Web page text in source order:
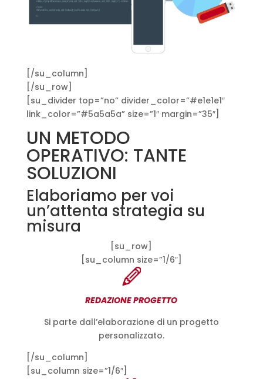
[/su_column]
[/su_row]
[su_divider top=”no” divider_color=”#e1e1e1″
link_color=”#5a5a5a” size=”1″ margin=”35″]
UN METODO
OPERATIVO: TANTE
SOLUZIONI
Elaboriamo per voi
un’attenta strategia su
misura
[su_row]
[su_column size=”1/6″]
REDAZIONE PROGETTO
Si parte dall’elaborazione di un progetto
personalizzato.
[/su_column]
[su_column size=”1/6″]